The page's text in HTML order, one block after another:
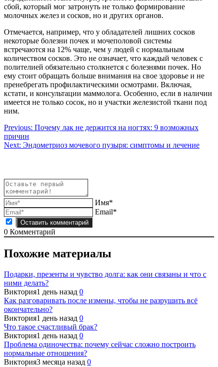
сбой, который мог затронуть не только формирование
молочных желез и сосков, но и других органов.
Отмечается, например, что у обладателей лишних сосков
некоторые болезни почек и мочеполовой системы
встречаются на 12% чаще, чем у людей с нормальным
количеством сосков. Это не означает, что каждый человек с
полителией обязательно столкнется с болезнями почек. Но
ему стоит обращать больше внимания на свое здоровье и не
пренебрегать профилактическими осмотрами. Включая,
кстати, и консультации маммолога. Особенно, если в наличии
имеется не только сосок, но и участки железистой ткани под
ним.
Навигация
по
Previous: Почему лак не держится на ногтях: 9 возможных
причин
Next: Эндометриоз мочевого пузыря: симптомы и лечение
Имя*
Email*
0 Комментарий
Похожие материалы
Подарки, презенты и чувство долга: как они связаны и что с
ними делать?
Виктория1 день назад 0
Как разговаривать после измены, чтобы не разрушить всё
окончательно?
Виктория1 день назад 0
Что такое счастливый брак?
Виктория1 день назад 0
Проблема одиночества: почему сейчас сложно построить
нормальные отношения?
Виктория3 месяца назад 0